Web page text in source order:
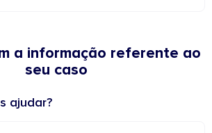
a informação referente ao
seu caso
ajudar?